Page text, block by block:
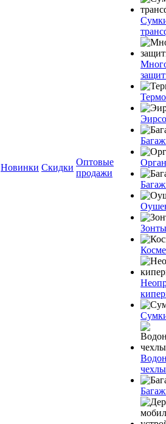
Новинки Скидки
Оптовые
продажи
Зонты